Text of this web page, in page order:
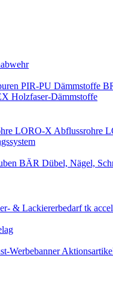
PIR-PU Dämmstoffe
Holzfaser-Dämmstoffe
LORO-X Abflussrohre
BÄR Dübel, Nägel,
& Lackiererbedarftk
Werbebanner